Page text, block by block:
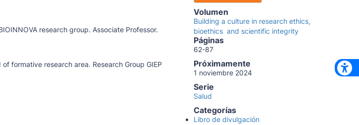
research group. Associate Professor.
formative research area. Research Group GIEP
Volumen
Building a culture in research ethics,
bioethics and scientific integrity
Páginas
62-87
Próximamente
1 noviembre 2024
Serie
Salud
Categorías
Libro de divulgación